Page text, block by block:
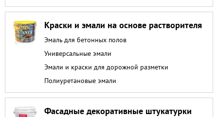
Краски и эмали на основе растворителя
Эмаль для бетонных полов
Универсальные эмали
Эмали и краски для дорожной разметки
Полиуретановые эмали
Фасадные декоративные штукатурки